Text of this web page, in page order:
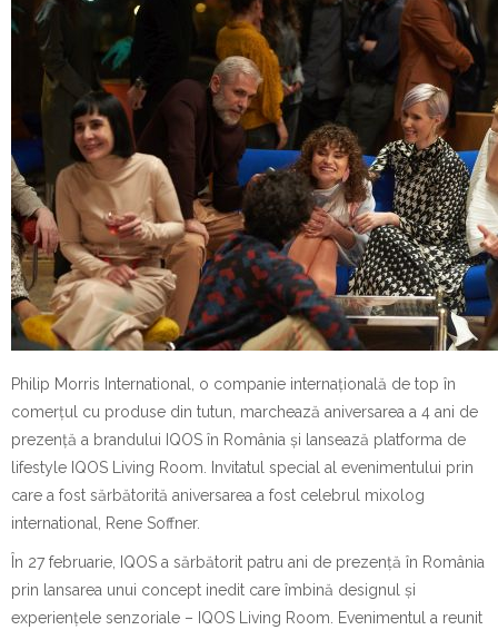
Philip Morris International, o companie internațională de top în
comerțul cu produse din tutun, marchează aniversarea a 4 ani de
prezență a brandului IQOS în România și lansează platforma de
lifestyle IQOS Living Room. Invitatul special al evenimentului prin
care a fost sărbătorită aniversarea a fost celebrul mixolog
international, Rene Soffner.
În 27 februarie, IQOS a sărbătorit patru ani de prezență în România
prin lansarea unui concept inedit care îmbină designul și
experiențele senzoriale – IQOS Living Room. Evenimentul a reunit